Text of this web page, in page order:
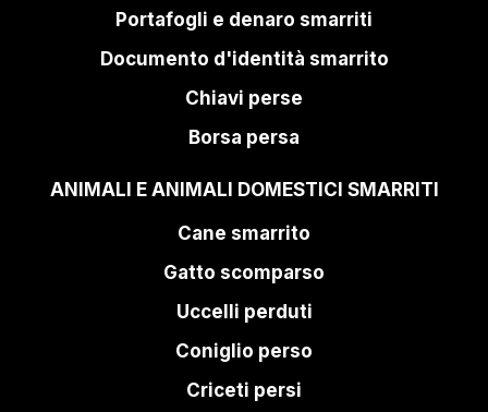
Portafogli e denaro smarriti
Documento d'identità smarrito
Chiavi perse
Borsa persa
ANIMALI E ANIMALI DOMESTICI SMARRITI
Cane smarrito
Gatto scomparso
Uccelli perduti
Coniglio perso
Criceti persi